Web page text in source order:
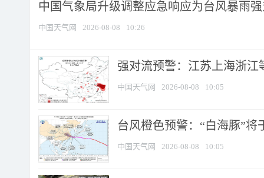
中国气象局升级调整应急响应为台风暴雨
中国天气网 2026-08-08 10:26
强对流预警：江苏上海浙江
中国天气网 2026-08-08 10:05
台风橙色预警：“白海豚”将
中国天气网 2026-08-08 10:05